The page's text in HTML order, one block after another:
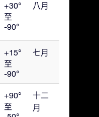
+30°
至
-90°
八月
+15°
至
-90°
七月
+90°
至
十二
月